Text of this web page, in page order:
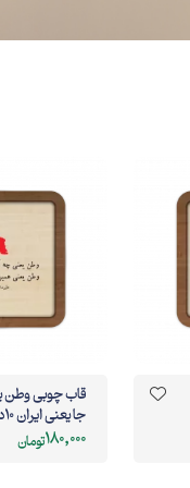
قاب چوبی
خنده‌ی تو 10در10 مربع
180,000تومان